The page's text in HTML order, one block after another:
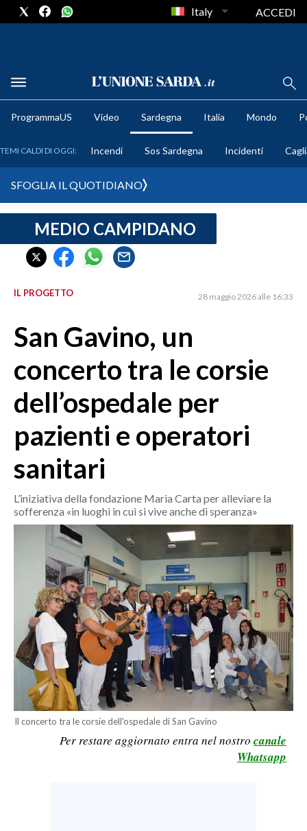
METEO
CRONACA SARDEGNA
CAGLIARI
SULCIS IGLESIENTE
ORISTANO E PROVINCIA
GALLURA
NUORO E PROVINCIA
OGLIASTRA
AGENDA
CRONACA
MONDO
POLITICA
ECONOMIA
SERVIZI ALLE IMPRESE
LAVORO
BANDI
SPORT IN SARDEGNA
SPORT
RISULTATI E CLASSIFICHE
Italy ACCEDI
ProgrammaUS Video Sardegna Italia Mondo
TEMI CALDI DI OGGI: Incendi Sos Sardegna Incidenti
SFOGLIA IL QUOTIDIANO
MEDIO CAMPIDANO
IL PROGETTO 28 maggio 2026 alle 16:33
San Gavino, un
concerto tra le corsie
dell’ospedale per
pazienti e operatori
sanitari
L’iniziativa della fondazione Maria Carta per alleviare la
sofferenza «in luoghi in cui si vive anche di speranza»
Il concerto tra le corsie dell'ospedale di San Gavino
Per restare aggiornato entra nel nostro canale
Whatsapp